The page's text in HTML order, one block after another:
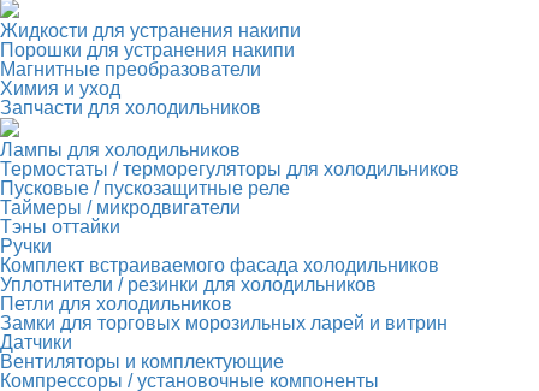
Жидкости для устранения накипи
Порошки для устранения накипи
Магнитные преобразователи
Химия и уход
Запчасти для холодильников
Лампы для холодильников
Термостаты / терморегуляторы для холодильников
Пусковые / пускозащитные реле
Таймеры / микродвигатели
Тэны оттайки
Ручки
Комплект встраиваемого фасада холодильников
Уплотнители / резинки для холодильников
Петли для холодильников
Замки для торговых морозильных ларей и витрин
Датчики
Вентиляторы и комплектующие
Компрессоры / установочные компоненты